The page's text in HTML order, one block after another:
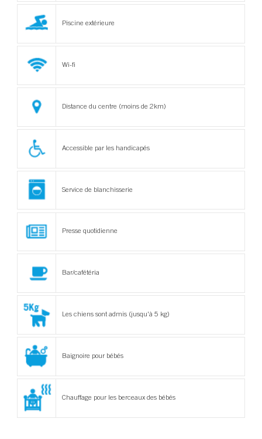
Piscine extérieure
Wi-fi
Distance du centre (moins de 2km)
Accessible par les handicapés
Service de blanchisserie
Presse quotidienne
Bar/cafétéria
Les chiens sont admis (jusqu'à 5 kg)
Baignoire pour bébés
Chauffage pour les berceaux des bébés